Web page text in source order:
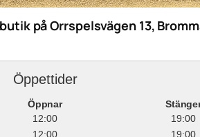
på Orrspelsvägen 13,
Öppettider
Öppnar
12:00
19:00
12:00 19:00